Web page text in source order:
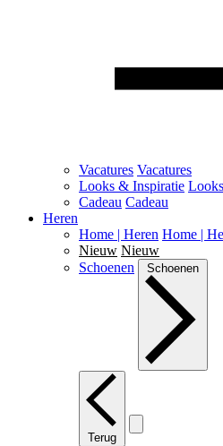
Vacatures Vacatures
Looks & Inspiratie
Cadeau Cadeau
Heren
Home | Heren Home |
Nieuw Nieuw
Schoenen
Schoenen
Terug